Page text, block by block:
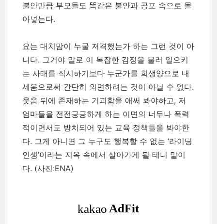
불안만큼 부모들도 똑같은 불안과 공포 속으로 몰
아넣는다.
요는 대치맘이 누굴 저격했는가 하는 그런 것이 아
니다. 그거야 말로 이 복잡한 감정을 불러 일으키
는 사태를 직시하기보다 누군가를 희생양으로 내
세움으로써 간단히 외면하려는 것이 아닐 수 없다.
웃음 뒤에 존재하는 기괴함을 애써 봐야하고, 저
엄마들을 전전긍긍하게 하는 이면의 너무나 폭력
적이면서도 방치되어 있는 교육 정책들을 봐야한
다. 그게 아니면 그 누구도 행복할 수 없는 ‘라이딩
인생’이라는 지옥 속에서 살아가게 될 테니 말이
다. (사진:ENA)